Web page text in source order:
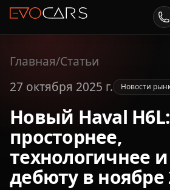
Главная/Статьи
27 октября 2025 г.
Новости
Новый Haval H6L:
просторнее,
технологичнее
дебюту в ноябре